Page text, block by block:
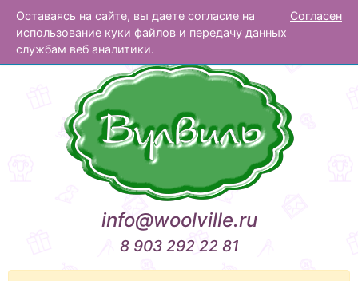
Оставаясь на сайте, вы даете согласие на
использование куки файлов и передачу данных
службам веб аналитики.
Согласен
Вулвиль
info@woolville.ru
8 903 292 22 81